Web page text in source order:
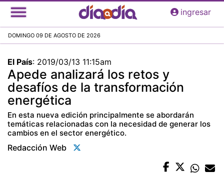
Pasar
al
principal
ingresar
DOMINGO 09 DE AGOSTO DE 2026
El País: 2019/03/13 11:15am
Apede analizará los retos y
desafíos de la transformación
energética
En esta nueva edición principalmente se abordarán
temáticas relacionadas con la necesidad de generar los
cambios en el sector energético.
Redacción Web